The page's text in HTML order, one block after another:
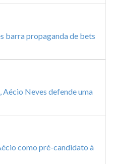
barra propaganda de bets
Aécio Neves defende uma
como pré-candidato à